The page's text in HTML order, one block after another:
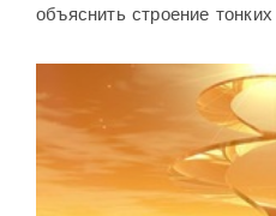
объяснить строение